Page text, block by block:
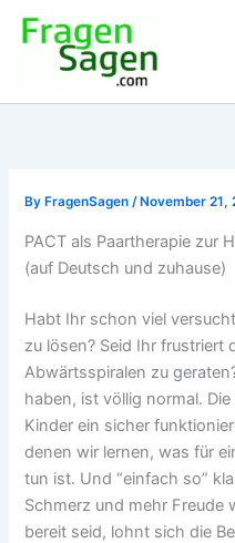
Skip
By FragenSagen/ November 21,
PACT als Paartherapie zur
(auf Deutsch und zuhause)
Habt Ihr schon viel
zu lösen? Seid Ihr frustriert
Abwärtsspiralen zu
haben, ist völlig normal.
Kinder ein sicher
denen wir lernen, was für
tun ist. Und “einfach so”
Schmerz und mehr Freude
bereit seid, lohnt sich die